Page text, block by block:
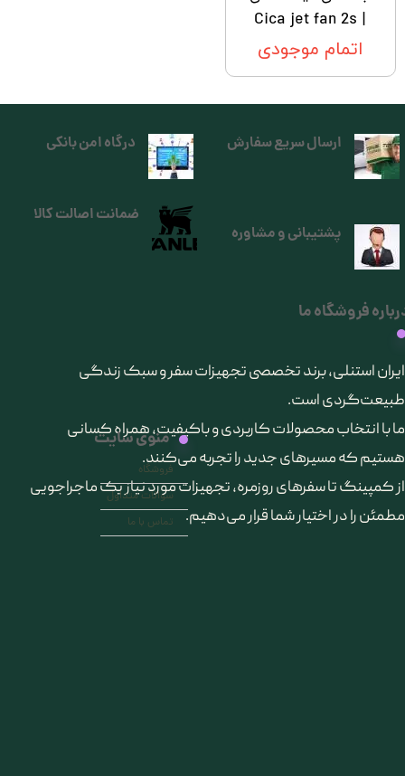
| Cica jet fan 2s
اتمام موجودی
ارسال سریع سفارش
فروشگاه ما
​ایران استنلی، برند تخصصی تجهیزات سفر و سبک زندگی
طبیعت‌گردی است.
ما با انتخاب محصولات کاربردی و باکیفیت، همراه کسانی
هستیم که مسیرهای جدید را تجربه می‌کنند.
از کمپینگ تا سفرهای روزمره، تجهیزات مورد نیاز یک ماجراجویی
مطمئن را در اختیار شما قرار می‌دهیم.
منوی سایت
فروشگاه
سوالات متداول
تماس با ما
درگاه امن بانکی
پشتیبانی و مشاوره
ضمانت اصالت کالا